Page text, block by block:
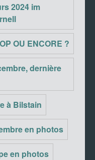
2024 im
OU ENCORE ?
dernière
à Bilstain
en photos
en photos